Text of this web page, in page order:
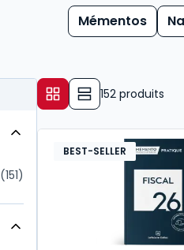
Mémentos
151
152 produits
BEST-SELLER